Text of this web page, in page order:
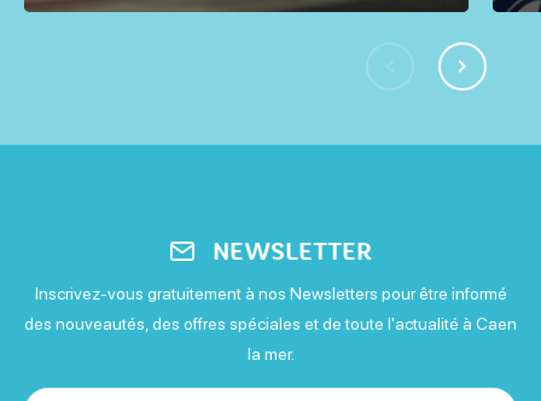
NEWSLETTER
Inscrivez-vous gratuitement à nos Newsletters pour être informé
des nouveautés, des offres spéciales et de toute l'actualité à Caen
la mer.